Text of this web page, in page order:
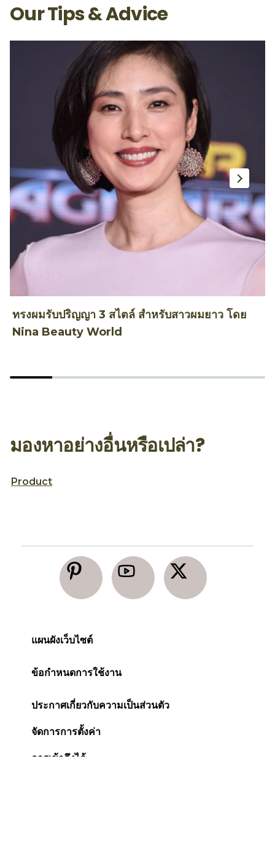
Our Tips & Advice
ทรงผมรับปริญญา 3 สไตล์ สำหรับสาวผมยาว โดย
Nina Beauty World
มองหาอย่างอื่นหรือเปล่า?
Product
แผนผังเว็บไซต์
ข้อกำหนดการใช้งาน
ประกาศเกี่ยวกับความเป็นส่วนตัว
จัดการการตั้งค่า
การเข้าถึงได้